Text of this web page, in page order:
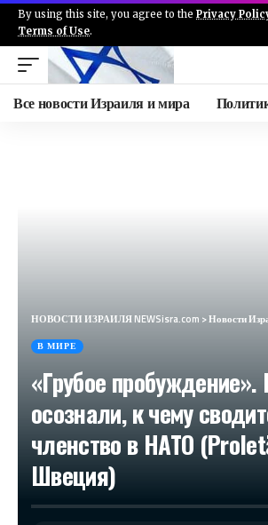
By using this site, you agree to the Privacy
Terms of Use.
Все новости Израиля и мира
НОВОСТИ ИЗРАИЛЯ NEWSisra.com >Новости
В МИРЕ
«Грубое
осознали, к чему
членство в НАТО
Швеция)